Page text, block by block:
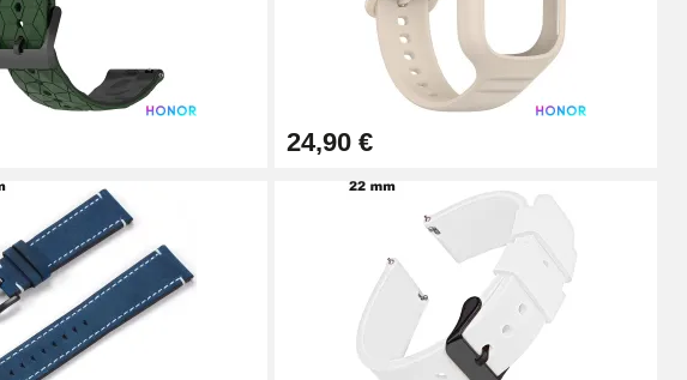
Ajouter au panier
Ajouter au panier
Ajouter au panier
24,90 €